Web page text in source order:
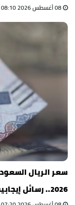
2026.. رسائل إيجابية